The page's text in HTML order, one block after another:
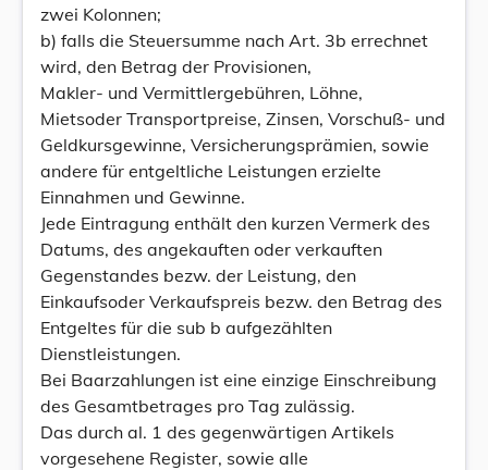
zwei Kolonnen;
b) falls die Steuersumme nach Art. 3b errechnet
wird, den Betrag der Provisionen,
Makler- und Vermittlergebühren, Löhne,
Mietsoder Transportpreise, Zinsen, Vorschuß- und
Geldkursgewinne, Versicherungsprämien, sowie
andere für entgeltliche Leistungen erzielte
Einnahmen und Gewinne.
Jede Eintragung enthält den kurzen Vermerk des
Datums, des angekauften oder verkauften
Gegenstandes bezw. der Leistung, den
Einkaufsoder Verkaufspreis bezw. den Betrag des
Entgeltes für die sub b aufgezählten
Dienstleistungen.
Bei Baarzahlungen ist eine einzige Einschreibung
des Gesamtbetrages pro Tag zulässig.
Das durch al. 1 des gegenwärtigen Artikels
vorgesehene Register, sowie alle